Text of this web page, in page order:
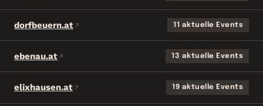
dorfbeuern.at 11 aktuelle Events
ebenau.at 13 aktuelle Events
elixhausen.at 19 aktuelle Events